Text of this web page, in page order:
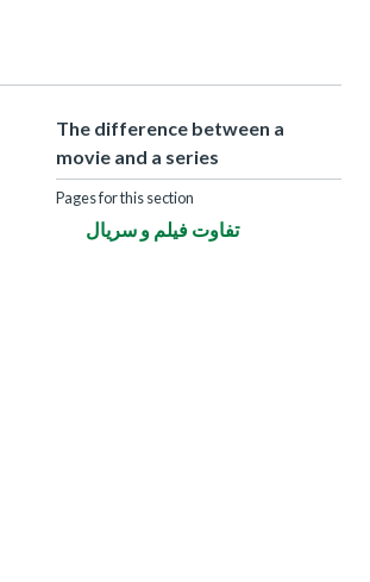
The difference between a
movie and a series
Pages for this section
تفاوت فیلم و سریال